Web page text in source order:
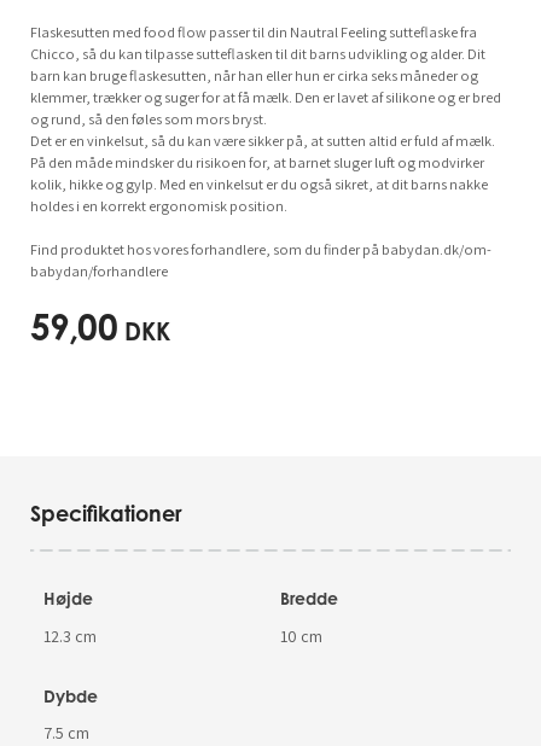
Flaskesutten med food flow passer til din Nautral Feeling sutteflaske fra
Chicco, så du kan tilpasse sutteflasken til dit barns udvikling og alder. Dit
barn kan bruge flaskesutten, når han eller hun er cirka seks måneder og
klemmer, trækker og suger for at få mælk. Den er lavet af silikone og er bred
og rund, så den føles som mors bryst.
Det er en vinkelsut, så du kan være sikker på, at sutten altid er fuld af mælk.
På den måde mindsker du risikoen for, at barnet sluger luft og modvirker
kolik, hikke og gylp. Med en vinkelsut er du også sikret, at dit barns nakke
holdes i en korrekt ergonomisk position.
Find produktet hos vores forhandlere, som du finder på babydan.dk/om-
babydan/forhandlere
59,00 DKK
Specifikationer
Højde
12.3 cm
Bredde
10 cm
Dybde
7.5 cm